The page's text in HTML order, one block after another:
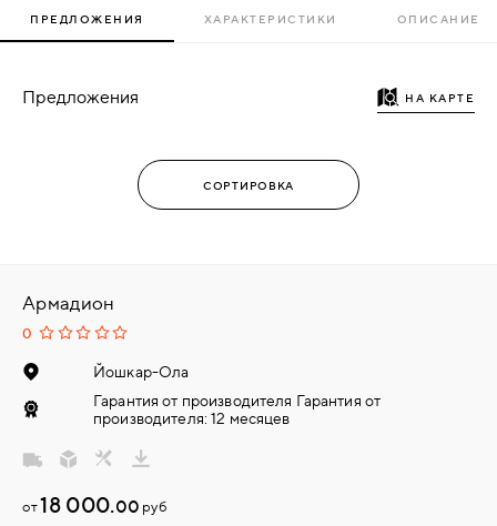
ПРЕДЛОЖЕНИЯ ХАРАКТЕРИСТИКИ ОПИСАНИЕ
Предложения НА КАРТЕ
Армадион
0
Йошкар-Ола
Гарантия от производителя Гарантия от
производителя: 12 месяцев
от18 000.00 руб